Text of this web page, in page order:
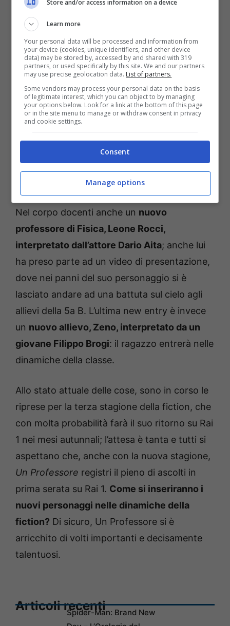
ragazzi, oppure avere un fare più “materno”.
Un Professore 3, le new entry nel cast: ecco i nuovi
personaggi (foto: ANSA/RICCARDO ANTIMIANI) – ot11ot2.it
Nel corpo docenti anche un nuovo
professore di Fisica, Leone Rocci,
interpretato dall’attore Dario Aita; anche lui
ha preso parte ad un video di presentazione,
dove nei panni del suo personaggio si è
lasciato andare ad una battuta sul cielo agli
allievi della 5a B. L’ultima new entry è invece
un nuovo allievo, Zeno, interpretato da un
giovane Filippo Brogi: il ragazzo entrerà nelle
dinamiche della classe.
Allo stato attuale delle cose, sono in corso le
riprese per la terza stagione della fiction, che
con molta probabilità farà il suo ritorno su Rai
1 nei mesi autunnali; l’attesa è tanta e tutti si
aspettano che, anche con la nuova stagione,
Un Professore registri il pieno di ascolti in
prima serata su Rai 1. Come si inseriranno i
nuovi personaggi nelle dinamiche della
fiction? Di sicuro, Un Professore si è
arricchito di volti importanti e decisamente
talentuosi.
Articoli recentiSpider-Man: Brand New
Store and/or access information on a device
Learn more
Your personal data will be processed and information from
your device (cookies, unique identifiers, and other device
data) may be stored by, accessed by and shared with 319
partners, or used specifically by this site. We and our partners
may use precise geolocation data. List of partners.
Some vendors may process your personal data on the basis
of legitimate interest, which you can object to by managing
your options below. Look for a link at the bottom of this page
or in the site menu to manage or withdraw consent in privacy
and cookie settings.
Consent
Manage options